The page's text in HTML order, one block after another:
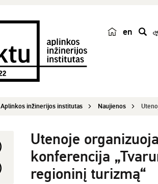
en
k
Aplinkos inžinerijos institutas Naujienos
Utenoje
konferencija
regioninį turizmą“